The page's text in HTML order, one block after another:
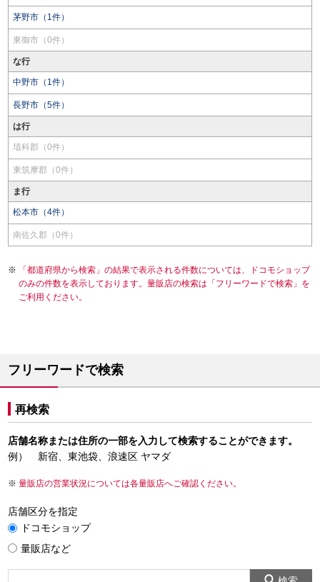
茅野市（1件）
東御市（0件）
な行
中野市（1件）
長野市（5件）
は行
埴科郡（0件）
東筑摩郡（0件）
ま行
松本市（4件）
南佐久郡（0件）
「都道府県から検索」の結果で表示される件数については、ドコモショップ
のみの件数を表示しております。量販店の検索は「フリーワードで検索」を
ご利用ください。
フリーワードで検索
再検索
店舗名称または住所の一部を入力して検索することができます。
例） 新宿、東池袋、浪速区 ヤマダ
量販店の営業状況については各量販店へご確認ください。
店舗区分を指定
ドコモショップ
量販店など